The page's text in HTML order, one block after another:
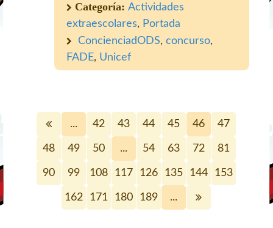
Categoría: Actividades
extraescolares, Portada
ConcienciadODS, concurso,
FADE, Unicef
... 42 43 44 45 46 47
48 49 50 ... 54 63 72 81
90 99 108 117 126 135 144 153
162 171 180 189 ...